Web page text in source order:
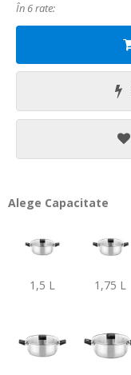
În 6 rate:
Alege Capacitate
1,5 L 1,75 L